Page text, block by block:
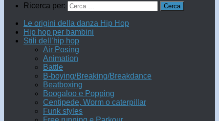
Ricerca per:
Le origini della danza Hip Hop
Hip hop per bambini
Stili dell’hip hop
Air Posing
Animation
Battle
B-boying/Breaking/Breakdance
Beatboxing
Boogaloo e Popping
Centipede, Worm o caterpillar
Funk styles